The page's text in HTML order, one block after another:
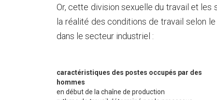
Or, cette division sexuelle du travail et
la réalité des conditions de travail selon
dans le secteur industriel :
caractéristiques des postes occupés par des
hommes
en début de la chaîne de production